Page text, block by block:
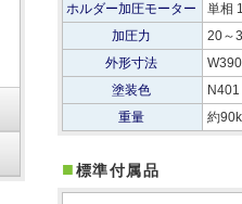
ホルダー加圧モーター 単相
加圧力 20～
外形寸法
塗装色
重量 約
■標準付属品